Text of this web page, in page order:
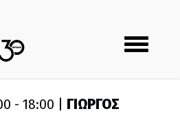
Toggle
navigation
- 18:00 | ΓΙΩΡΓΟΣ